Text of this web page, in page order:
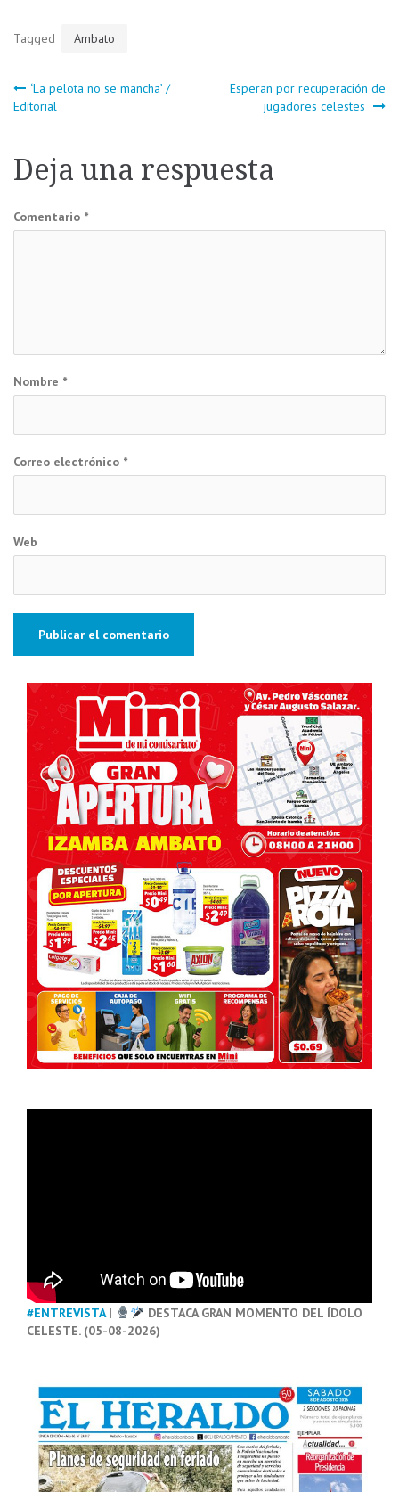
Tagged Ambato
Navegación
entradas
‘La pelota no se mancha’ /
Editorial
Esperan por recuperación de
jugadores celestes
Deja una respuesta
Comentario *
Nombre *
Correo electrónico *
Web
#ENTREVISTA|
DESTACA GRAN MOMENTO DEL ÍDOLO
CELESTE. (05-08-2026)